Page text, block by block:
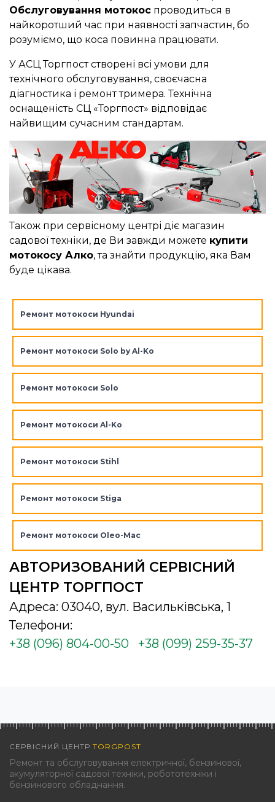
Обслуговування мотокос проводиться в
найкоротший час при наявності запчастин, бо
розуміємо, що коса повинна працювати.
У АСЦ Торгпост створені всі умови для
технічного обслуговування, своєчасна
діагностика і ремонт тримера. Технічна
оснащеність СЦ «Торгпост» відповідає
найвищим сучасним стандартам.
Також при сервісному центрі діє магазин
садової техніки, де Ви завжди можете купити
мотокосу Алко, та знайти продукцію, яка Вам
буде цікава.
Ремонт мотокоси Hyundai
Ремонт мотокоси Solo by Al-Ko
Ремонт мотокоси Solo
Ремонт мотокоси Al-Ko
Ремонт мотокоси Stihl
Ремонт мотокоси Stiga
Ремонт мотокоси Oleo-Mac
АВТОРИЗОВАНИЙ СЕРВІСНИЙ
ЦЕНТР ТОРГПОСТ
Адреса: 03040, вул. Васильківська, 1
Телефони:
+38 (096) 804-00-50
+38 (099) 259-35-37
СЕРВІСНИЙ ЦЕНТР TORGPOST
Ремонт та обслуговування електричної, бензинової,
акумуляторної садової техніки, робототехніки і
бензинового обладнання.